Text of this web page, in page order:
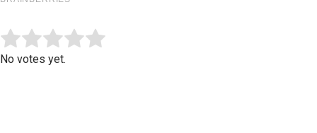
Rate this item:
No votes yet.